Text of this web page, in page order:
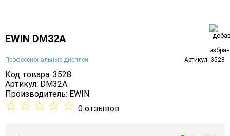
EWIN DM32A
Профессиональные дисплеи Артикул: 3528
Код товара: 3528
Артикул: DM32A
Производитель: EWIN
☆ ☆ ☆ ☆ ☆ 0 отзывов